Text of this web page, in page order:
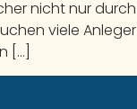
nicht nur
viele
[…]